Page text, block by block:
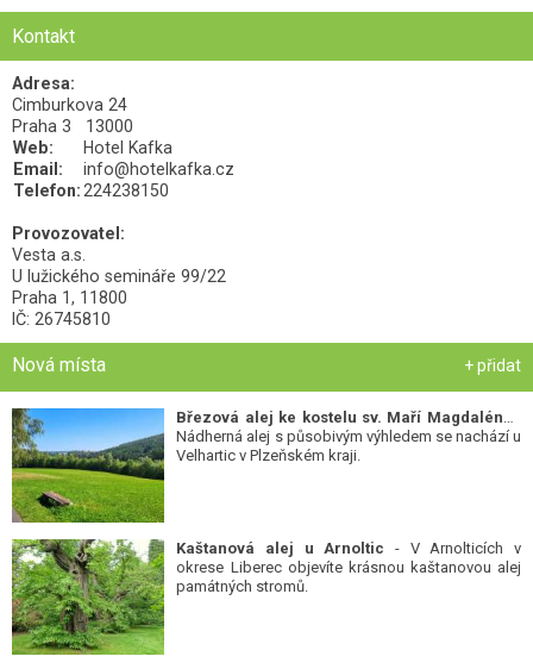
Kontakt
Adresa:
Cimburkova 24
Praha 3 13000
Web:
Hotel Kafka
Email:
info@hotelkafka.cz
Telefon: 224238150
Provozovatel:
Vesta a.s.
U lužického semináře 99/22
Praha 1, 11800
IČ: 26745810
Nová místa + přidat
Březová alej ke kostelu sv. Maří Magdalény-
Nádherná alej s působivým výhledem se nachází u
Velhartic v Plzeňském kraji.
Kaštanová alej u Arnoltic - V Arnolticích v
okrese Liberec objevíte krásnou kaštanovou alej
památných stromů.